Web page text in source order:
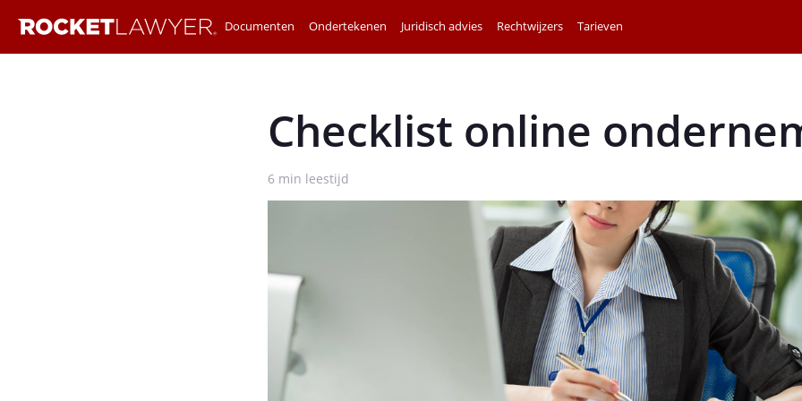
Documenten Ondertekenen Juridisch advies Rechtwijzers Tarieven
Checklist online
6 min leestijd